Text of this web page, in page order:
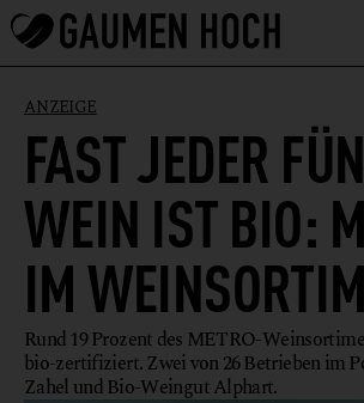
ANZEIGE
FAST JEDER
WEIN IST BIO:
IM
Rund 19 Prozent des METRO-
bio-zertifiziert. Zwei von 26 Betrieben im
Zahel und Bio-Weingut Alphart.